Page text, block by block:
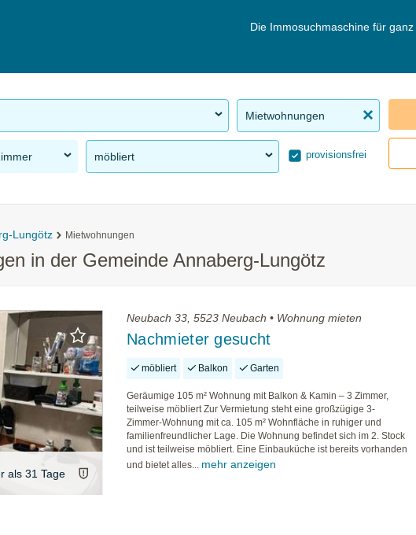
Die Immosuchmaschine für ganz
Mietwohnungen
möbliert provisionsfrei
Lungötz Mietwohnungen
in der Gemeinde Annaberg-Lungötz
als 31 Tage
Neubach 33, 5523 Neubach • Wohnung mieten
Nachmieter gesucht
möbliert Balkon Garten
Geräumige 105 m² Wohnung mit Balkon & Kamin – 3 Zimmer,
teilweise möbliert Zur Vermietung steht eine großzügige 3-
Zimmer-Wohnung mit ca. 105 m² Wohnfläche in ruhiger und
familienfreundlicher Lage. Die Wohnung befindet sich im 2. Stock
und ist teilweise möbliert. Eine Einbauküche ist bereits vorhanden
und bietet alles... mehr anzeigen